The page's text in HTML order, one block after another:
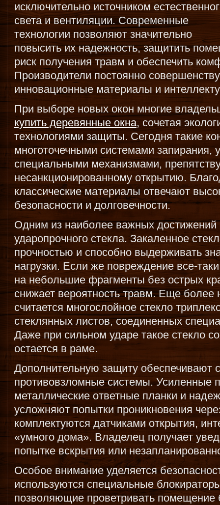
исключительно источником
света и вентиляции. Современные
технологии позволяют значительно
повысить их надежность, защитить
риск получения травм и обеспечить
Производители постоянно
инновационные материалы и
При выборе новых окон многие
купить деревянные окна, сочетая
технологиями защиты. Сегодня такие
многоточечными системами запирания,
специальными механизмами,
несанкционированному открытию.
классические материалы отвечают
безопасности и долговечности.
Одним из наиболее важных достижений
ударопрочного стекла. Закаленное
прочностью и способно выдерживать
нагрузки. Если же повреждение все-
на небольшие фрагменты без острых
снижает вероятность травм. Еще
считается многослойное стекло
стеклянных листов, соединенных
Даже при сильном ударе такое стекло
остается в раме.
Дополнительную защиту обеспечивают
противовзломные системы. Усиленные
металлические ответные планки и
усложняют попытки проникновения
комплектуются датчиками открытия,
«умного дома». Владелец получает
попытке вскрытия или
Особое внимание уделяется
используются специальные
позволяющие проветривать помещение